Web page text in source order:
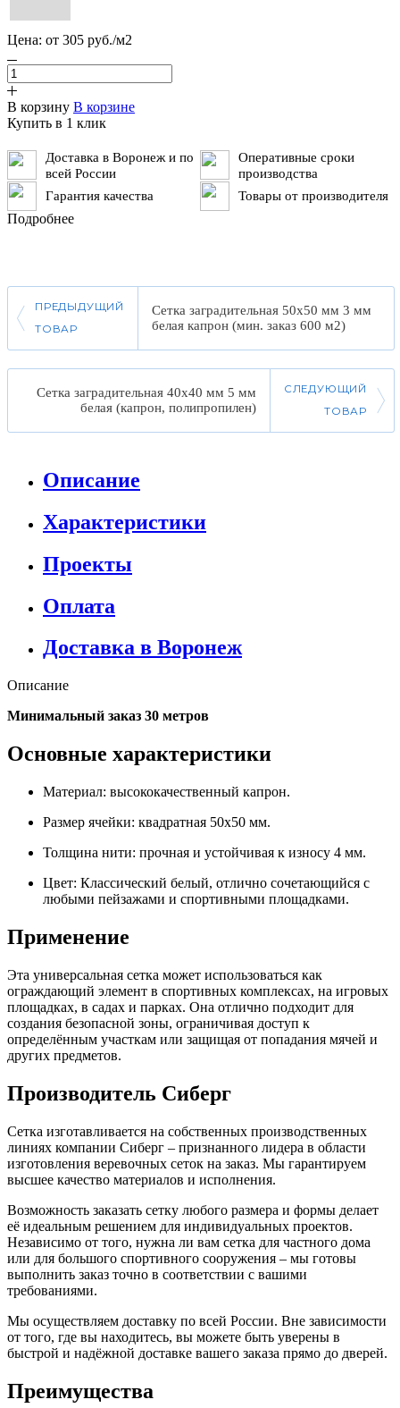
Цена: от 305 руб./м2
В корзину В корзине
Купить в 1 клик
Доставка в Воронеж и по
всей России
Оперативные сроки
производства
Гарантия качества
Товары от производителя
Подробнее
ПРЕДЫДУЩИЙ
ТОВАР
Сетка заградительная 50х50 мм 3 мм
белая капрон (мин. заказ 600 м2)
Сетка заградительная 40х40 мм 5 мм
белая (капрон, полипропилен)
СЛЕДУЮЩИЙ
ТОВАР
Описание
Характеристики
Проекты
Оплата
Доставка в Воронеж
Описание
Минимальный заказ 30 метров
Основные характеристики
Материал: высококачественный капрон.
Размер ячейки: квадратная 50x50 мм.
Толщина нити: прочная и устойчивая к износу 4 мм.
Цвет: Классический белый, отлично сочетающийся с
любыми пейзажами и спортивными площадками.
Применение
Эта универсальная сетка может использоваться как
ограждающий элемент в спортивных комплексах, на игровых
площадках, в садах и парках. Она отлично подходит для
создания безопасной зоны, ограничивая доступ к
определённым участкам или защищая от попадания мячей и
других предметов.
Производитель Сиберг
Сетка изготавливается на собственных производственных
линиях компании Сиберг – признанного лидера в области
изготовления веревочных сеток на заказ. Мы гарантируем
высшее качество материалов и исполнения.
Возможность заказать сетку любого размера и формы делает
её идеальным решением для индивидуальных проектов.
Независимо от того, нужна ли вам сетка для частного дома
или для большого спортивного сооружения – мы готовы
выполнить заказ точно в соответствии с вашими
требованиями.
Мы осуществляем доставку по всей России. Вне зависимости
от того, где вы находитесь, вы можете быть уверены в
быстрой и надёжной доставке вашего заказа прямо до дверей.
Преимущества